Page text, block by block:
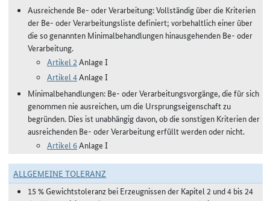
Ausreichende Be- oder Verarbeitung: Vollständig über die Kriterien
der Be- oder Verarbeitungsliste definiert; vorbehaltlich einer über
die so genannten Minimalbehandlungen hinausgehenden Be- oder
Verarbeitung.
Artikel 2 Anlage I
Artikel 4Anlage I
Minimalbehandlungen: Be- oder Verarbeitungsvorgänge, die für sich
genommen nie ausreichen, um die Ursprungseigenschaft zu
begründen. Dies ist unabhängig davon, ob die sonstigen Kriterien der
ausreichenden Be- oder Verarbeitung erfüllt werden oder nicht.
Artikel 6Anlage I
ALLGEMEINE TOLERANZ
15 % Gewichtstoleranz bei Erzeugnissen der Kapitel 2 und 4 bis 24